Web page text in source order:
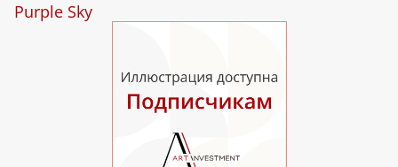
Purple Sky